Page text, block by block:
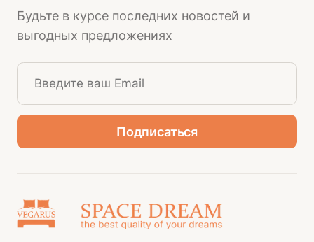
Будьте в курсе последних новостей и
выгодных предложениях